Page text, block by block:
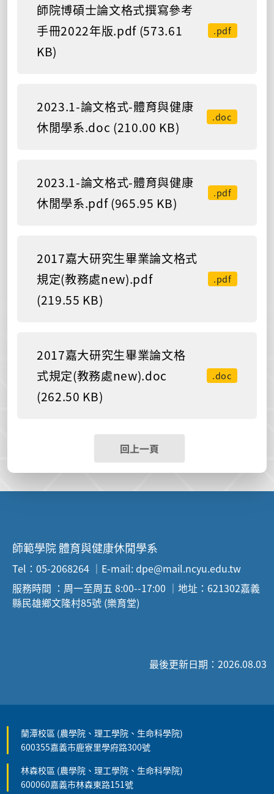
師院博碩士論文格式撰寫參考
手冊2022年版.pdf (573.61
KB)
.pdf
2023.1-論文格式-體育與健康
休閒學系.doc (210.00 KB)
.doc
2023.1-論文格式-體育與健康
休閒學系.pdf (965.95 KB)
.pdf
2017嘉大研究生畢業論文格式
規定(教務處new).pdf
(219.55 KB)
.pdf
2017嘉大研究生畢業論文格
式規定(教務處new).doc
(262.50 KB)
.doc
回上一頁
師範學院 體育與健康休閒學系
Tel：05-2068264 ｜E-mail: dpe@mail.ncyu.edu.tw
服務時間 ：周一至周五 8:00--17:00 ｜地址：621302嘉義
縣民雄鄉文隆村85號 (樂育堂)
最後更新日期：2026.08.03
蘭潭校區 (農學院、理工學院、生命科學院)
600355嘉義市鹿寮里學府路300號
林森校區 (農學院、理工學院、生命科學院)
600060嘉義市林森東路151號